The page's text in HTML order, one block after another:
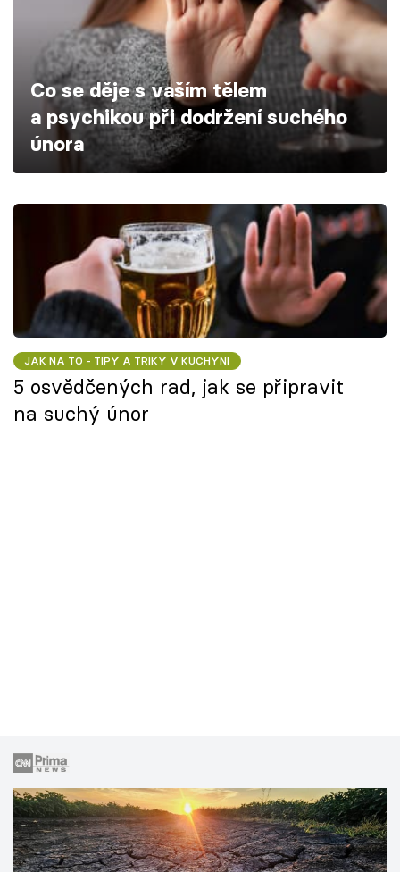
Škola vaření
Recepty z TV
Speciál: Cuketa
Těhotnej kuchař
Přihlášení
Sledujte nás
Co se děje s vaším tělem
a psychikou při dodržení suchého
února
JAK NA TO - TIPY A TRIKY V KUCHYNI
5 osvědčených rad, jak se připravit
na suchý únor